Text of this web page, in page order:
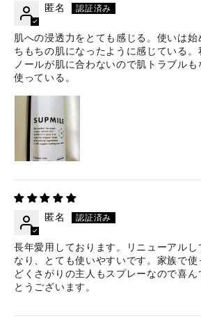
匿名
肌への浸透力をとても感じる。使いは
ちもちの肌になったように感じている
ノールが肌に合わないので肌トラブル
使っている。
匿名
長年愛用しております。リニューアル
なり、とても使いやすいです。家族で
どくさがりの主人もスプレーなので喜
とうございます。